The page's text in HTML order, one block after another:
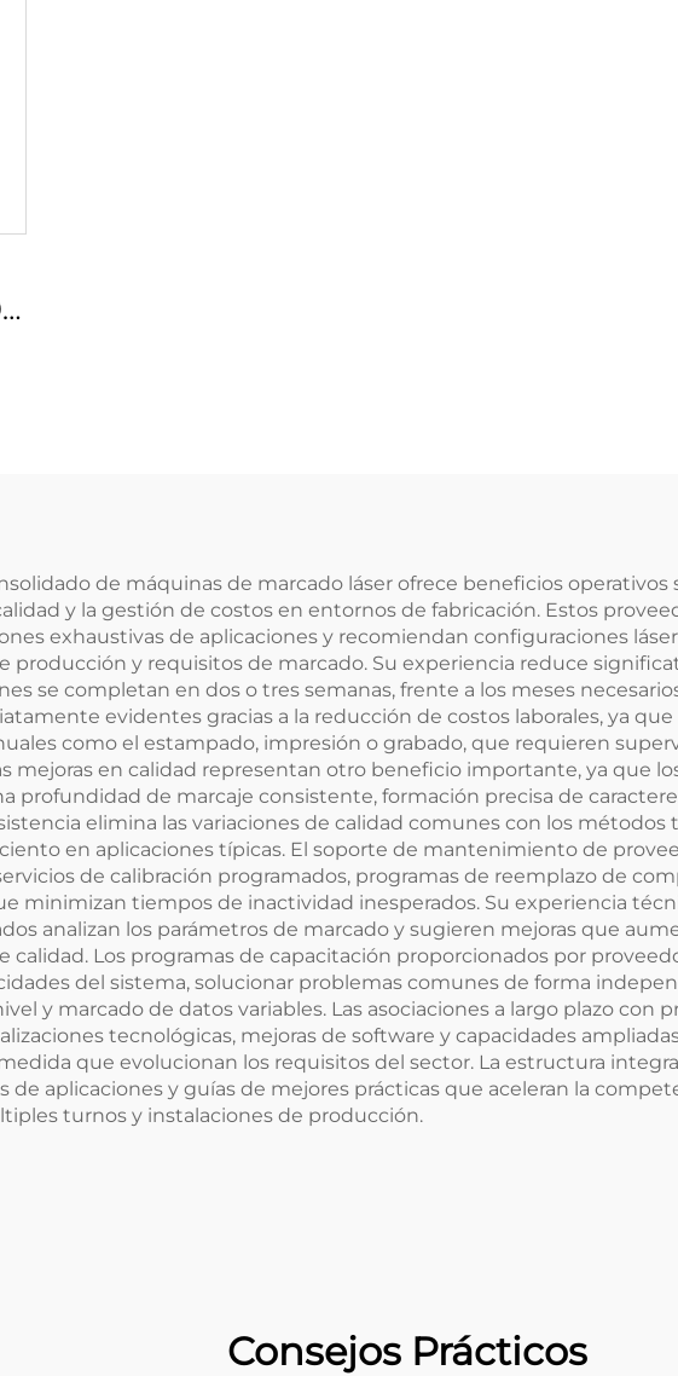
de máquinas de marcado láser ofrece beneficios
y la gestión de costos en entornos de fabricación. Estos
exhaustivas de aplicaciones y recomiendan configuraciones
producción y requisitos de marcado. Su experiencia reduce
se completan en dos o tres semanas, frente a los meses
evidentes gracias a la reducción de costos laborales, ya
como el estampado, impresión o grabado, que requieren
mejoras en calidad representan otro beneficio importante, ya que
profundidad de marcaje consistente, formación precisa de
elimina las variaciones de calidad comunes con los métodos
en aplicaciones típicas. El soporte de mantenimiento de
de calibración programados, programas de reemplazo de
minimizan tiempos de inactividad inesperados. Su experiencia
analizan los parámetros de marcado y sugieren mejoras que
Los programas de capacitación proporcionados por
del sistema, solucionar problemas comunes de forma
y marcado de datos variables. Las asociaciones a largo plazo con
tecnológicas, mejoras de software y capacidades
que evolucionan los requisitos del sector. La estructura
aplicaciones y guías de mejores prácticas que aceleran la
turnos y instalaciones de producción.
Consejos Prácticos